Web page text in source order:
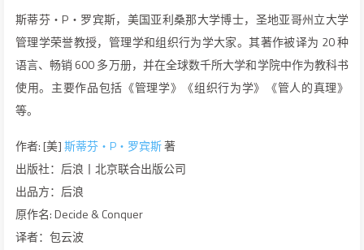
斯蒂芬・P・罗宾斯，美国亚利桑那大学博士，圣地亚哥州立大学
管理学荣誉教授，管理学和组织行为学大家。其著作被译为 20 种
语言、畅销 600 多万册，并在全球数千所大学和学院中作为教科书
使用。主要作品包括《管理学》《组织行为学》《管人的真理》
等。
作者: [美]斯蒂芬・P・罗宾斯著
出版社：后浪丨北京联合出版公司
出品方：后浪
原作名: Decide & Conquer
译者：包云波